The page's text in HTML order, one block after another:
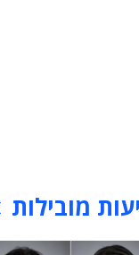
מובילות